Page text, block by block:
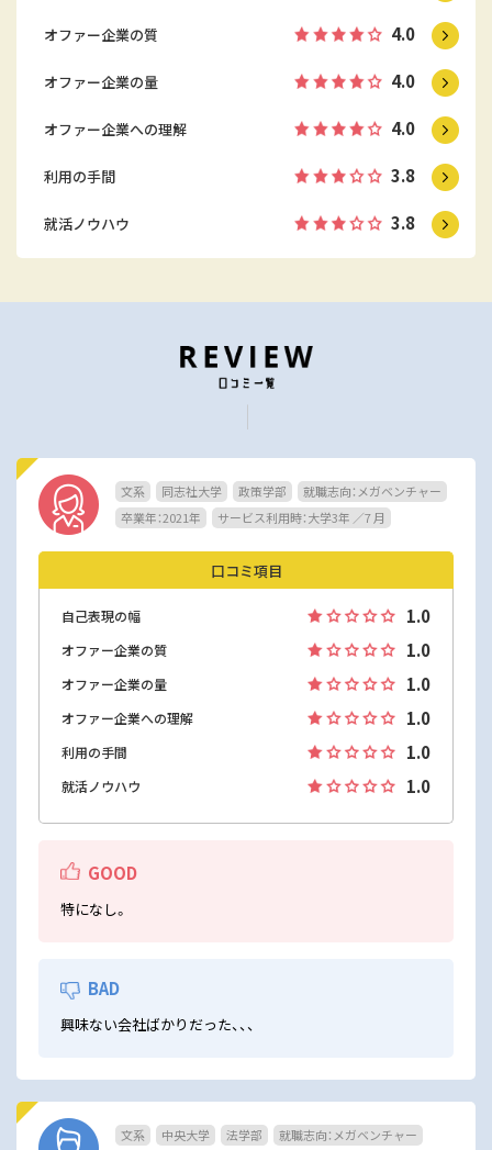
オファー企業の質 4.0
オファー企業の量 4.0
オファー企業への理解 4.0
利用の手間 3.8
就活ノウハウ 3.8
文系 同志社大学 政策学部
就職志向：メガベンチャー
卒業年：2021年
サービス利用時：大学3年 ／7 月
口コミ項目
自己表現の幅 1.0
オファー企業の質 1.0
オファー企業の量 1.0
オファー企業への理解 1.0
利用の手間 1.0
就活ノウハウ 1.0
GOOD
特になし。
BAD
興味ない会社ばかりだった、、、
文系 中央大学 法学部
就職志向：メガベンチャー